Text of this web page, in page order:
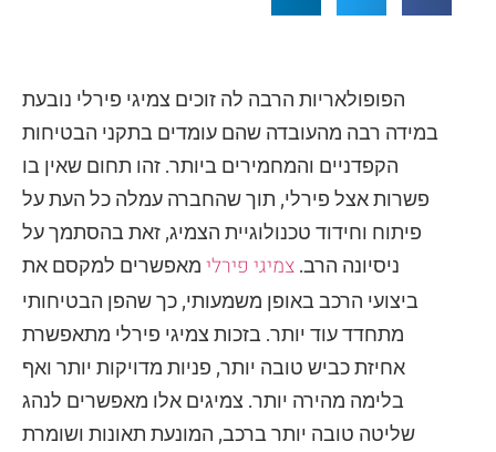
הפופולאריות הרבה לה זוכים צמיגי פירלי נובעת
במידה רבה מהעובדה שהם עומדים בתקני הבטיחות
הקפדניים והמחמירים ביותר. זהו תחום שאין בו
פשרות אצל פירלי, תוך שהחברה עמלה כל העת על
פיתוח וחידוד טכנולוגיית הצמיג, זאת בהסתמך על
ניסיונה הרב. צמיגי פירלימאפשרים למקסם את
ביצועי הרכב באופן משמעותי, כך שהפן הבטיחותי
מתחדד עוד יותר. בזכות צמיגי פירלי מתאפשרת
אחיזת כביש טובה יותר, פניות מדויקות יותר ואף
בלימה מהירה יותר. צמיגים אלו מאפשרים לנהג
שליטה טובה יותר ברכב, המונעת תאונות ושומרת